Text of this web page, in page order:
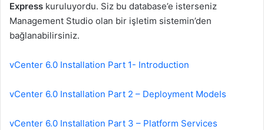
d
e
e
Express kuruluyordu. Siz bu database’e isterseniz
Management Studio olan bir işletim sistemin’den
bağlanabilirsiniz.
vCenter 6.0 Installation Part 1- Introduction
vCenter 6.0 Installation Part 2 – Deployment Models
vCenter 6.0 Installation Part 3 – Platform Services